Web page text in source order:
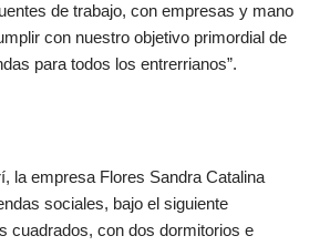
de trabajo, con empresas y mano
con nuestro objetivo primordial de
para todos los entrerrianos”.
la empresa Flores Sandra Catalina
sociales, bajo el siguiente
cuadrados, con dos dormitorios e